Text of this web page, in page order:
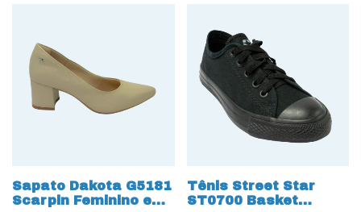
Sapato Dakota G5181
Scarpin Feminino em
Tênis Street Star
ST0700 Basket